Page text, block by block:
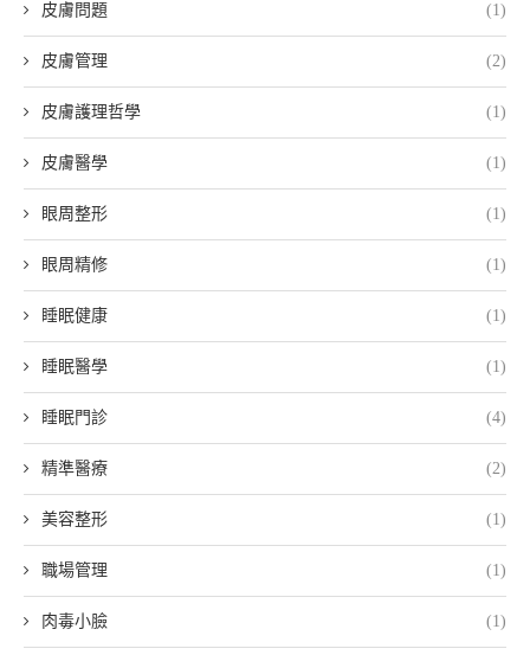
皮膚問題 (1)
皮膚管理 (2)
皮膚護理哲學 (1)
皮膚醫學 (1)
眼周整形 (1)
眼周精修 (1)
睡眠健康 (1)
睡眠醫學 (1)
睡眠門診 (4)
精準醫療 (2)
美容整形 (1)
職場管理 (1)
肉毒小臉 (1)